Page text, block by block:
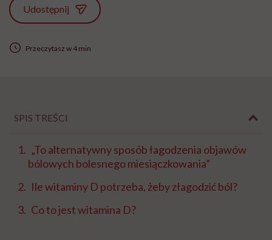
Udostępnij
Przeczytasz w 4 min
SPIS TREŚCI
„To alternatywny sposób łagodzenia objawów
bólowych bolesnego miesiączkowania”
Ile witaminy D potrzeba, żeby złagodzić ból?
Co to jest witamina D?